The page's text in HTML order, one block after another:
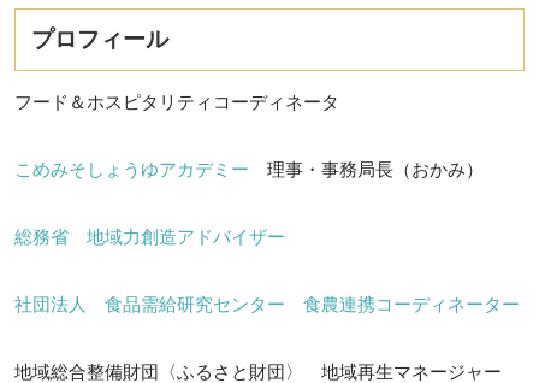
プロフィール
フード＆ホスピタリティコーディネータ
こめみそしょうゆアカデミー 理事・事務局長（おかみ）
総務省 地域力創造アドバイザー
社団法人 食品需給研究センター 食農連携コーディネーター
地域総合整備財団〈ふるさと財団〉 地域再生マネージャー